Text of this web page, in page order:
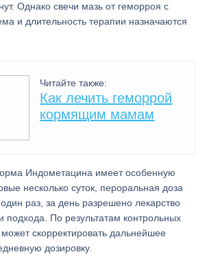
Однако свечи мазь от геморроя с
и длительность терапии назначаются
Читайте также:
Как лечить геморрой
кормящим мамам
Индометацина имеет особенную
несколько суток, пероральная доза
раз, за день разрешено лекарство
подхода. По результатам контрольных
скорректировать дальнейшее
дозировку.